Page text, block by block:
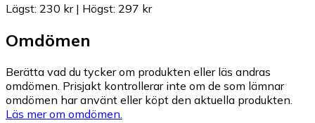
Lägst: 230 kr| Högst: 297 kr
Omdömen
Berätta vad du tycker om produkten eller läs andras
omdömen. Prisjakt kontrollerar inte om de som lämnar
omdömen har använt eller köpt den aktuella produkten.
Läs mer om omdömen.